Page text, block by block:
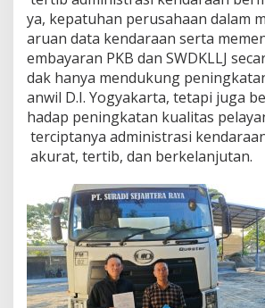
ya, kepatuhan perusahaan dalam
aruan data kendaraan serta
embayaran PKB dan SWDKLLJ
dak hanya mendukung
anwil D.I. Yogyakarta, tetapi juga
hadap peningkatan kualitas
terciptanya administrasi
akurat, tertib, dan berkelanjutan.